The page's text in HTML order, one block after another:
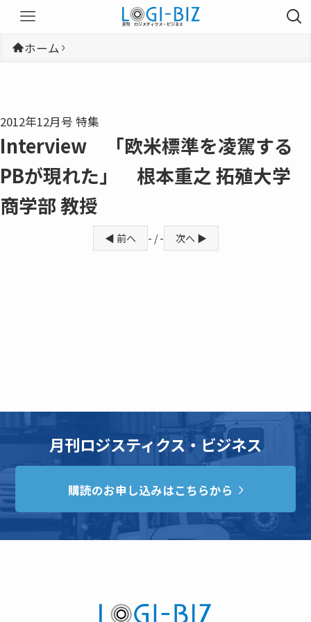
ホーム
2012年12月号 特集
Interview 「欧米標準を凌駕する
PBが現れた」 根本重之 拓殖大学
商学部 教授
◀ 前へ - / - 次へ ▶
月刊ロジスティクス・ビジネス
購読のお申し込みはこちらから